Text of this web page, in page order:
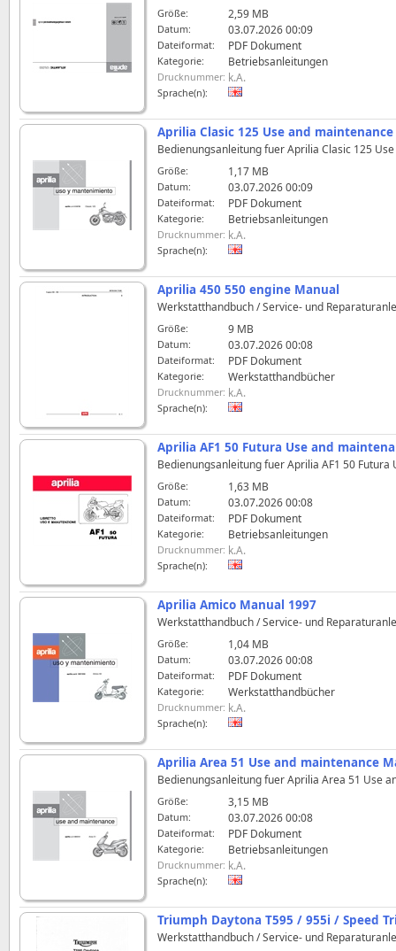
Größe: 2,59 MB
Datum: 03.07.2026 00:09
Dateiformat: PDF Dokument
Kategorie: Betriebsanleitungen
Drucknummer: k.A.
Sprache(n):
Aprilia Clasic 125 Use and
Bedienungsanleitung fuer Aprilia Clasic 125
Größe: 1,17 MB
Datum: 03.07.2026 00:09
Dateiformat: PDF Dokument
Kategorie: Betriebsanleitungen
Drucknummer: k.A.
Sprache(n):
Aprilia 450 550 engine Manual
Werkstatthandbuch / Service- und
Größe: 9 MB
Datum: 03.07.2026 00:08
Dateiformat: PDF Dokument
Kategorie: Werkstatthandbücher
Drucknummer: k.A.
Sprache(n):
Aprilia AF1 50 Futura Use and
Bedienungsanleitung fuer Aprilia AF1 50
Größe: 1,63 MB
Datum: 03.07.2026 00:08
Dateiformat: PDF Dokument
Kategorie: Betriebsanleitungen
Drucknummer: k.A.
Sprache(n):
Aprilia Amico Manual 1997
Werkstatthandbuch / Service- und
Größe: 1,04 MB
Datum: 03.07.2026 00:08
Dateiformat: PDF Dokument
Kategorie: Werkstatthandbücher
Drucknummer: k.A.
Sprache(n):
Aprilia Area 51 Use and maintenance
Bedienungsanleitung fuer Aprilia Area 51 Use
Größe: 3,15 MB
Datum: 03.07.2026 00:08
Dateiformat: PDF Dokument
Kategorie: Betriebsanleitungen
Drucknummer: k.A.
Sprache(n):
Triumph Daytona T595 / 955i / Speed
Werkstatthandbuch / Service- und